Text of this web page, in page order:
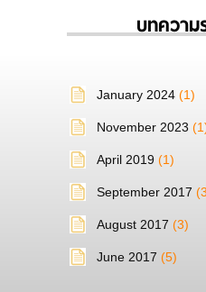
PORTFOLIO
CONTACT US
ร่วมงานกับเรา
MAP
บริการของท่อตันมือปราบ
บริการเทถนนคอนกรีต
บทความ
January 2024 (1)
November 2023
April 2019 (1)
September 2017
August 2017 (3)
June 2017 (5)